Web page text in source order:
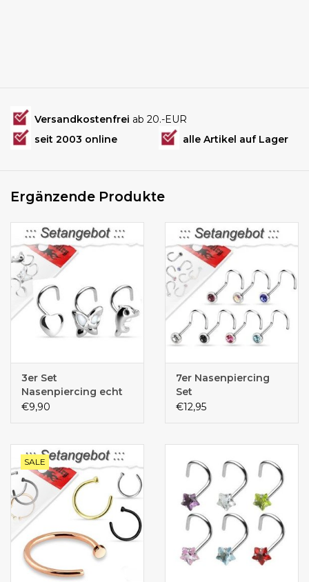
Versandkostenfrei ab 20.-EUR
seit 2003 online
alle Artikel auf Lager
Ergänzende Produkte
3er Set
Nasenpiercing echt
Silber
€9,90
7er Nasenpiercing
Set
€12,95
SALE